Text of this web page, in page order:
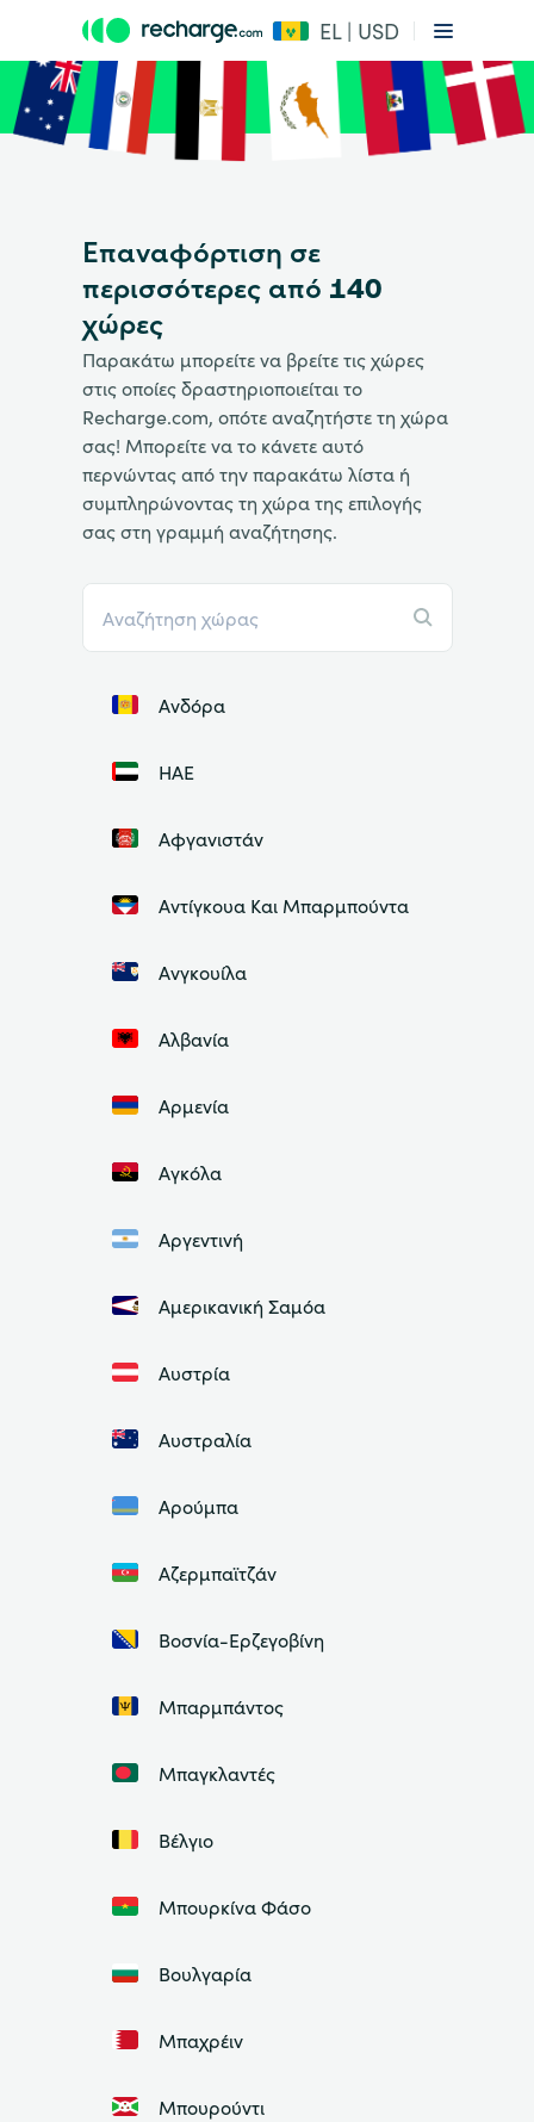
EL | USD
Επαναφόρτιση σε
περισσότερες από 140
χώρες
Παρακάτω μπορείτε να βρείτε τις χώρες
στις οποίες δραστηριοποιείται το
Recharge.com, οπότε αναζητήστε τη χώρα
σας! Μπορείτε να το κάνετε αυτό
περνώντας από την παρακάτω λίστα ή
συμπληρώνοντας τη χώρα της επιλογής
σας στη γραμμή αναζήτησης.
Ανδόρα
ΗΑΕ
Αφγανιστάν
Αντίγκουα Και Μπαρμπούντα
Ανγκουίλα
Αλβανία
Αρμενία
Αγκόλα
Αργεντινή
Αμερικανική Σαμόα
Αυστρία
Αυστραλία
Αρούμπα
Αζερμπαϊτζάν
Βοσνία-Ερζεγοβίνη
Μπαρμπάντος
Μπαγκλαντές
Βέλγιο
Μπουρκίνα Φάσο
Βουλγαρία
Μπαχρέιν
Μπουρούντι